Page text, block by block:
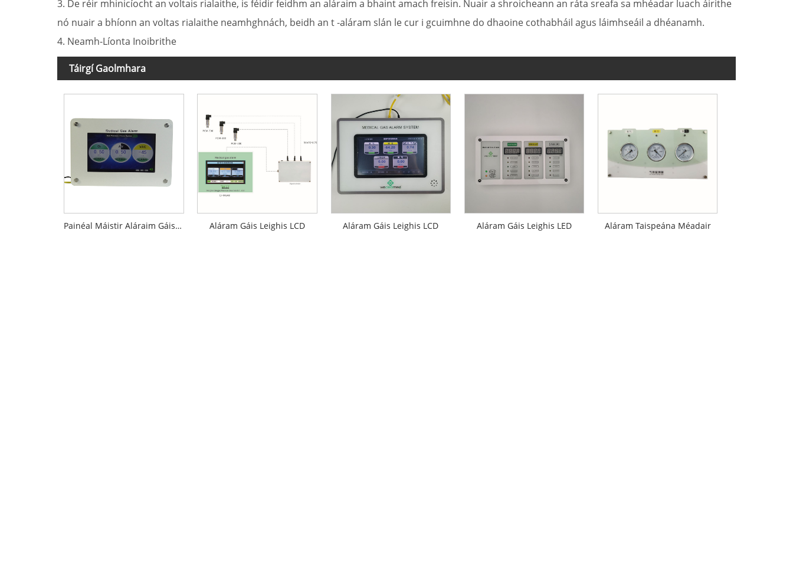
3. De réir mhinicíocht an voltais rialaithe, is féidir feidhm an aláraim a bhaint amach freisin. Nuair a shroicheann an ráta sreafa sa mhéadar luach áirithe
nó nuair a bhíonn an voltas rialaithe neamhghnách, beidh an t -aláram slán le cur i gcuimhne do dhaoine cothabháil agus láimhseáil a dhéanamh.
4. Neamh-Líonta Inoibrithe
Táirgí Gaolmhara
Painéal Máistir Aláraim Gáis Leighis Aláram Gáis Leighis LCD Aláram Gáis Leighis LCD Aláram Gáis Leighis LED Aláram Taispeána Méadair